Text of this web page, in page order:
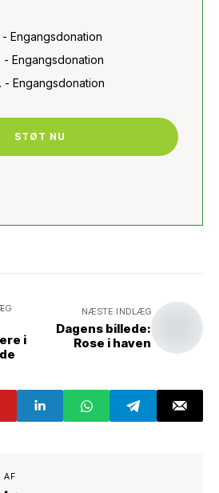
Engangsdonation
- Engangsdonation
- Engangsdonation
STØT NU
i
NÆSTE INDLÆG
Dagens billede:
Rose i haven
AF